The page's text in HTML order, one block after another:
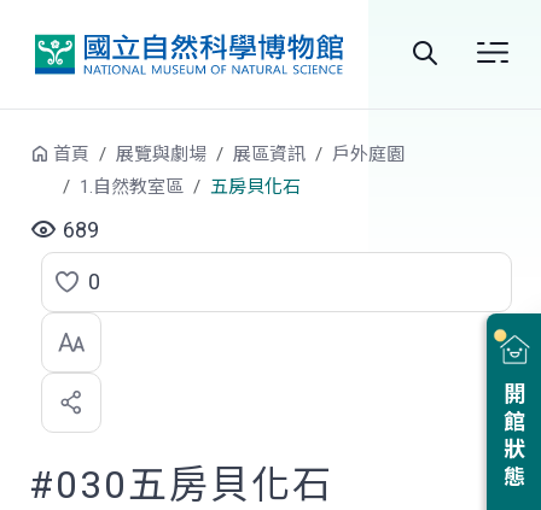
開館狀態
首頁 展覽與劇場 展區資訊
戶外庭園
1.自然教室區
五房貝化石
689
點
選
喜
歡
0
#030五房貝化石